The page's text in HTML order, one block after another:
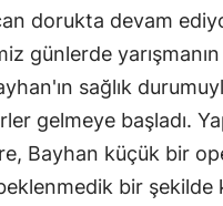
dorukta devam
günlerde yarışmanın
sağlık
gelmeye başladı.
Bayhan küçük bir
bir şekilde